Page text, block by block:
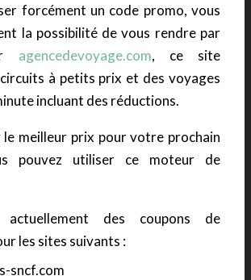
forcément un code promo, vous
la possibilité de vous rendre par
agencedevoyage.com, ce site
à petits prix et des voyages
incluant des réductions.
meilleur prix pour votre prochain
pouvez utiliser ce moteur de
actuellement des coupons de
les sites suivants :
sncf.com